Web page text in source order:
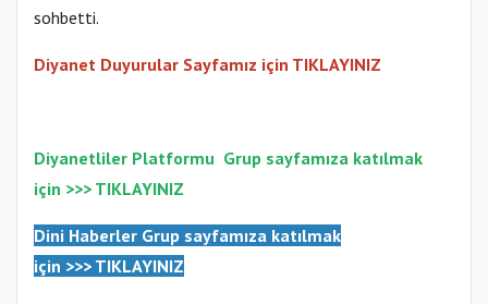
sohbetti.
Diyanet Duyurular Sayfamız için TIKLAYINIZ
Diyanetliler Platformu Grup sayfamıza katılmak
için >>> TIKLAYINIZ
Dini Haberler Grup sayfamıza katılmak
için >>> TIKLAYINIZ